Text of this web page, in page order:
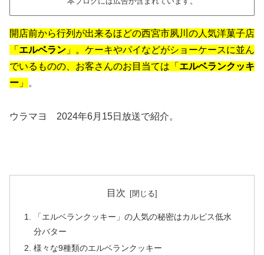
開店前から行列が出来るほどの西宮市夙川の人気洋菓子店
「 エルベラン 」。ケーキやパイなどがショーケースに並ん
でいるものの、お客さんのお目当ては「 エルベランクッキ
ー 」 。
ウラマヨ 2024年6月15日放送で紹介。
目次
「エルベランクッキー」の人気の秘密はカルピス低水
分バター
様々な9種類のエルベランクッキー